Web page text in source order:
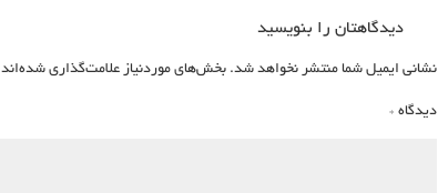
دیدگاهتان را بنویسید
نشانی ایمیل شما منتشر نخواهد شد. بخش‌های موردنیاز علامت‌گذاری شده‌اند
دیدگاه *